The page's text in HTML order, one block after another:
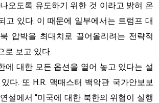
오도록 유도하기 위한 것 이라고 밝혀 온
고 있다. 이 때문에 일부에서는 트럼프 대
압박을 최대치로 끌어올리려는 전략적
로 보고 있다.
에 대한 모든 옵션을 열어 놓고 있다는 설
다. 또 H.R. 맥매스터 백악관 국가안보보
설에서 “미국에 대한 북한의 위협이 실행